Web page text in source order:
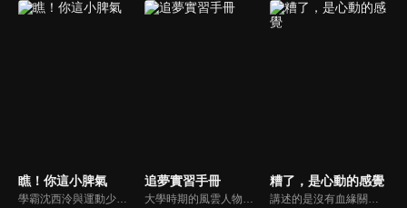
瞧！你這小脾氣 追夢實習手冊 糟了，是心動的感覺